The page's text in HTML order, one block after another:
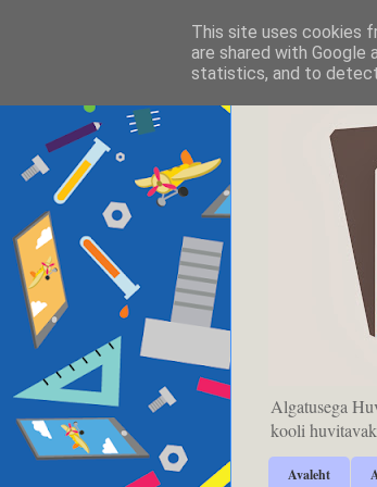
Algatusega
kooli
Avaleht
This site uses cookies
are shared with
statistics, and to detect